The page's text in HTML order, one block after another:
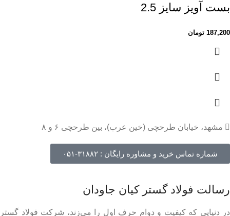
بست آویز سایز 2.5
187,200 تومان
مشهد، خیابان طرحچی (خین عرب)، بین طرحچی ۶ و ۸
شماره تماس خرید و مشاوره رایگان : ۳۱۸۸۲-۰۵۱
رسالت فولاد گستر کیان جاودان
در دنیایی که کیفیت و دوام حرف اول را می‌زند، شرکت فولاد گستر